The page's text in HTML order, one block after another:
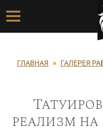
Перейти к
Основная
Строка
ГЛАВНАЯ ГАЛЕРЕЯ
реализм на